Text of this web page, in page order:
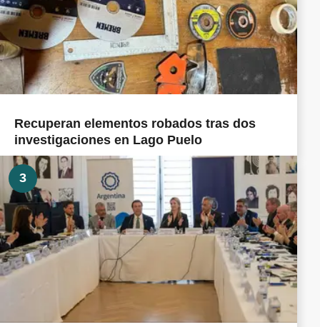
Recuperan elementos robados tras dos
investigaciones en Lago Puelo
3